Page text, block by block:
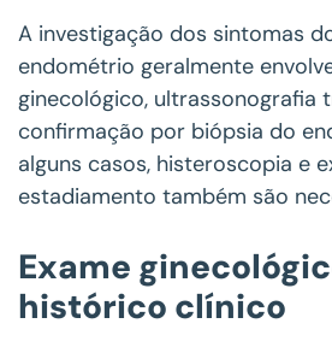
A investigação dos sintomas
endométrio geralmente
ginecológico, ultrassonografia
confirmação por biópsia do
alguns casos, histeroscopia e
estadiamento também são
Exame
histórico clínico